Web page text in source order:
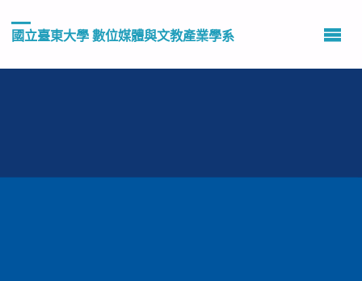
國立臺東大學 數位媒體與文教產業學系